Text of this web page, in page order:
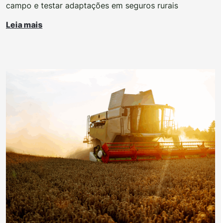
campo e testar adaptações em seguros rurais
Leia mais